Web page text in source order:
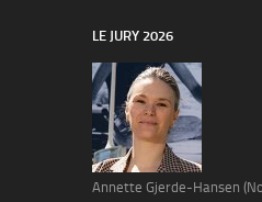
LE JURY 2026
Annette Gjerde-Hansen